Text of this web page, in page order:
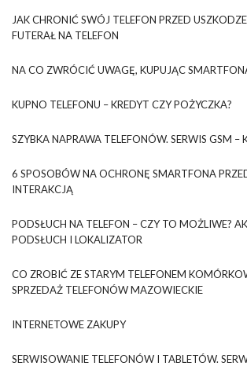
JAK CHRONIĆ SWÓJ TELEFON PRZED
FUTERAŁ NA TELEFON
NA CO ZWRÓCIĆ UWAGĘ, KUPUJĄC
KUPNO TELEFONU – KREDYT CZY POŻYCZKA?
SZYBKA NAPRAWA TELEFONÓW. SERWIS GSM –
6 SPOSOBÓW NA OCHRONĘ SMARTFONA
INTERAKCJĄ
PODSŁUCH NA TELEFON – CZY TO MOŻLIWE?
PODSŁUCH I LOKALIZATOR
CO ZROBIĆ ZE STARYM TELEFONEM
SPRZEDAŻ TELEFONÓW MAZOWIECKIE
INTERNETOWE ZAKUPY
SERWISOWANIE TELEFONÓW I TABLETÓW.